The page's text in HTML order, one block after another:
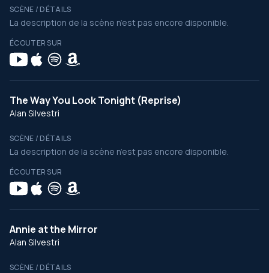
SCÈNE / DÉTAILS
La description de la scène n’est pas encore disponible.
ÉCOUTER SUR
The Way You Look Tonight (Reprise)
Alan Silvestri
SCÈNE / DÉTAILS
La description de la scène n’est pas encore disponible.
ÉCOUTER SUR
Annie at the Mirror
Alan Silvestri
SCÈNE / DÉTAILS